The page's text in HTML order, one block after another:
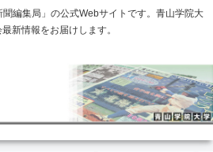
編集局」の公式Webサイトです。青山学院大
新情報をお届けします。